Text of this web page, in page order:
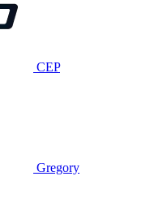
CEP
Gregory